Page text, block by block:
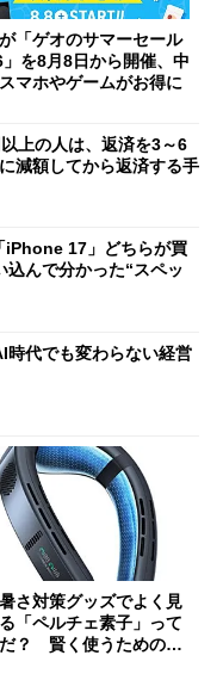
「ゲオのサマーセール
を8月8日から開催、中
マホやゲームがお得に
上の人は、返済を3～6
減額してから返済する手
iPhone 17」どちらが買
んで分かった“スペッ
時代でも変わらない経営
さ対策グッズでよく見
「ペルチェ素子」って
？ 賢く使うための注